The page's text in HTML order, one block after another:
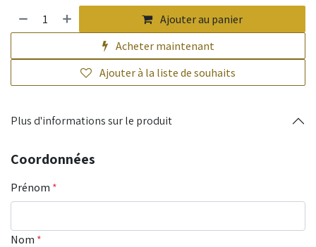
Ajouter au panier
Acheter maintenant
Ajouter à la liste de souhaits
Plus d'informations sur le produit
Coordonnées
Prénom *
Nom *